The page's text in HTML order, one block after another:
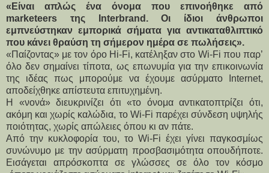
«Είναι απλώς ένα όνομα που επινοήθηκε από
marketeers της Interbrand. Οι ίδιοι άνθρωποι
εμπνεύστηκαν εμπορικά σήματα για αντικαταθλιπτικό
που κάνει θραύση τη σήμερον ημέρα σε πωλήσεις».
«Παίζοντας» με τον όρο Hi-Fi, κατέληξαν στο Wi-Fi που παρ’
όλο δεν σημαίνει τίποτα, ως επωνυμία για την επικοινωνία
της ιδέας πως μπορούμε να έχουμε ασύρματο Internet,
αποδείχθηκε απίστευτα επιτυχημένη.
Η «νονά» διευκρινίζει ότι «το όνομα αντικατοπτρίζει ότι,
ακόμη και χωρίς καλώδια, το Wi-Fi παρέχει σύνδεση υψηλής
ποιότητας, χωρίς απώλειες όπου κι αν πάτε.
Από την κυκλοφορία του, το Wi-Fi έχει γίνει παγκοσμίως
συνώνυμο με την ασύρματη προσβασιμότητα οπουδήποτε.
Εισάγεται απρόσκοπτα σε γλώσσες σε όλο τον κόσμο